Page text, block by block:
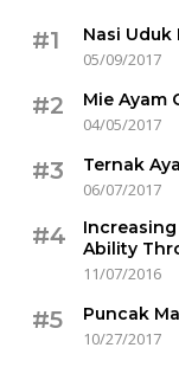
#1
Nasi Uduk
05/09/2017
#2
Mie Ayam
04/05/2017
#3
Ternak
06/07/2017
#4
Increasing
Ability
11/07/2016
#5
Puncak
10/27/2017